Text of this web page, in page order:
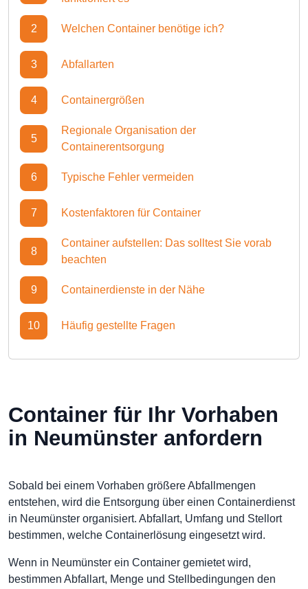
2 Welchen Container benötige ich?
3 Abfallarten
4 Containergrößen
5
Regionale Organisation der
Containerentsorgung
6 Typische Fehler vermeiden
7 Kostenfaktoren für Container
8
Container aufstellen: Das solltest Sie vorab
beachten
9 Containerdienste in der Nähe
10 Häufig gestellte Fragen
Container für Ihr Vorhaben
in Neumünster anfordern
Sobald bei einem Vorhaben größere Abfallmengen
entstehen, wird die Entsorgung über einen Containerdienst
in Neumünster organisiert. Abfallart, Umfang und Stellort
bestimmen, welche Containerlösung eingesetzt wird.
Wenn in Neumünster ein Container gemietet wird,
bestimmen Abfallart, Menge und Stellbedingungen den